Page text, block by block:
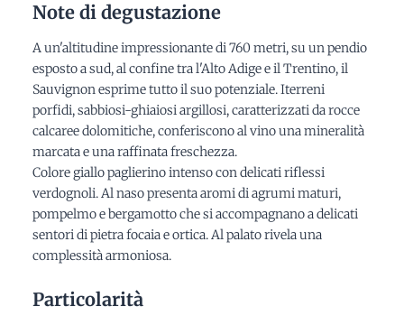
Note di degustazione
A un'altitudine impressionante di 760 metri, su un pendio
esposto a sud, al confine tra l'Alto Adige e il Trentino, il
Sauvignon esprime tutto il suo potenziale. Iterreni
porfidi, sabbiosi-ghiaiosi argillosi, caratterizzati da rocce
calcaree dolomitiche, conferiscono al vino una mineralità
marcata e una raffinata freschezza.
Colore giallo paglierino intenso con delicati riflessi
verdognoli. Al naso presenta aromi di agrumi maturi,
pompelmo e bergamotto che si accompagnano a delicati
sentori di pietra focaia e ortica. Al palato rivela una
complessità armoniosa.
Particolarità